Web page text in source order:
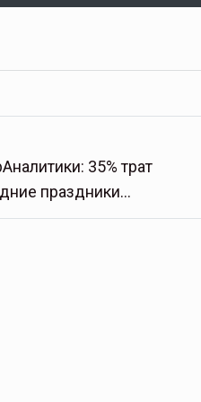
35% трат
праздники…
земледелия. Временно
№4 СЕНТЯБРЬ